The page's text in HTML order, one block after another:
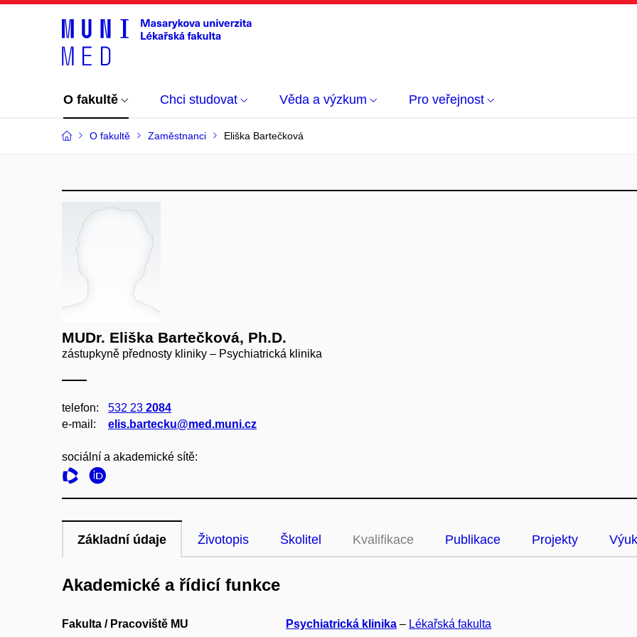
O fakultě Chci studovat Věda a výzkum Pro veřejnost
O fakultě Zaměstnanci Eliška Bartečková
MUDr. Eliška Bartečková, Ph.D.
zástupkyně přednosty kliniky – Psychiatrická klinika
telefon: 532 23 2084
e‑mail:
elis.bartecku@med.muni.cz
sociální a akademické sítě:
Základní údaje Životopis Školitel Kvalifikace Publikace Projekty
Akademické a řídicí funkce
Fakulta / Pracoviště MU Psychiatrická klinika – Lékařská fakulta